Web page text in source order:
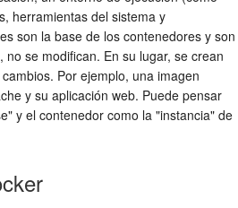
herramientas del sistema y
son la base de los contenedores y son
se modifican. En su lugar, se crean
Por ejemplo, una imagen
y su aplicación web. Puede pensar
y el contenedor como la "instancia" de